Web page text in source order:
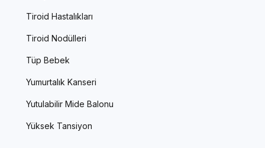
Tiroid Hastalıkları
Tiroid Nodülleri
Tüp Bebek
Yumurtalık Kanseri
Yutulabilir Mide Balonu
Yüksek Tansiyon